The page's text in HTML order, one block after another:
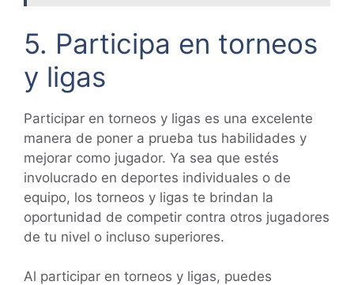
5. Participa en torneos
y ligas
Participar en torneos y ligas es una excelente
manera de poner a prueba tus habilidades y
mejorar como jugador. Ya sea que estés
involucrado en deportes individuales o de
equipo, los torneos y ligas te brindan la
oportunidad de competir contra otros jugadores
de tu nivel o incluso superiores.
Al participar en torneos y ligas, puedes